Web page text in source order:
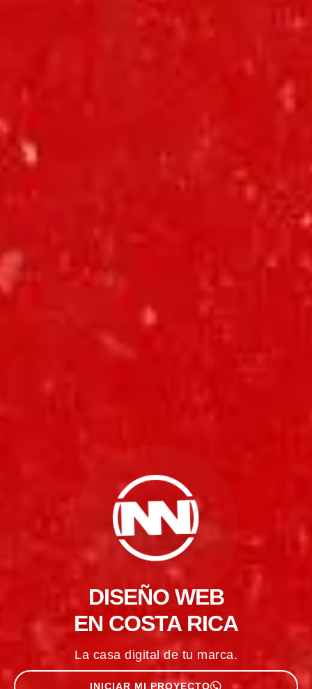
Diseño Web en
DISEÑO WEB
EN COSTA RICA
La casa digital de tu marca.
INICIAR MI PROYECTO